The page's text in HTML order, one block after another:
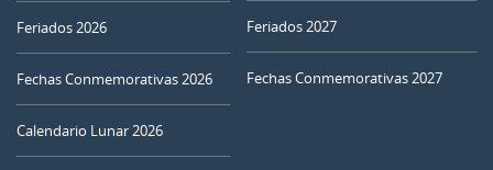
Feriados 2026
Fechas Conmemorativas 2026
Calendario Lunar 2026
Feriados 2027
Fechas Conmemorativas 2027